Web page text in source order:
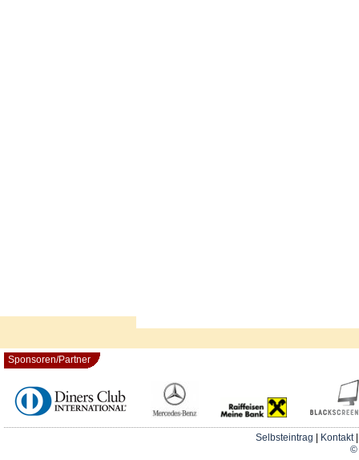
Sponsoren/Partner
Selbsteintrag Kontakt
©